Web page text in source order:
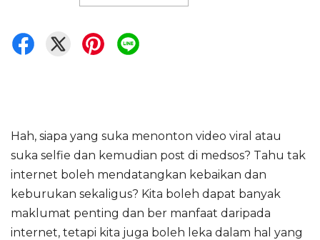
Hah, siapa yang suka menonton video viral atau
suka selfie dan kemudian post di medsos? Tahu tak
internet boleh mendatangkan kebaikan dan
keburukan sekaligus? Kita boleh dapat banyak
maklumat penting dan ber manfaat daripada
internet, tetapi kita juga boleh leka dalam hal yang